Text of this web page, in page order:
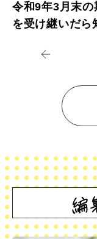
令和9年3月末
を受け継いだら